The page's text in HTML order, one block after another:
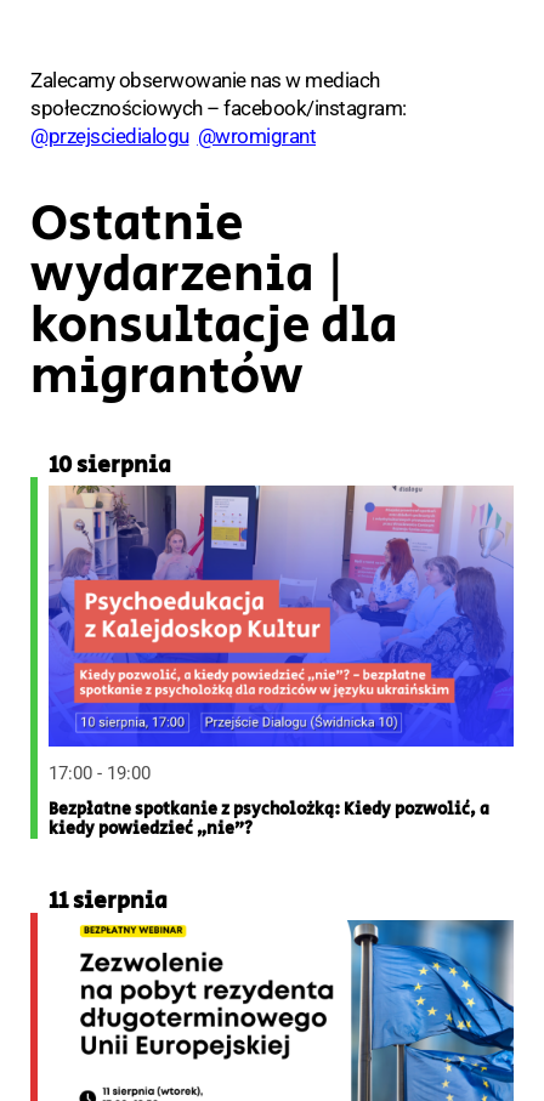
Zalecamy obserwowanie nas w mediach
społecznościowych – facebook/instagram:
@przejsciedialogu @wromigrant
Ostatnie
wydarzenia |
konsultacje dla
migrantów
10 sierpnia
17:00 - 19:00
Bezpłatne spotkanie z psycholożką: Kiedy pozwolić, a
kiedy powiedzieć „nie”?
11 sierpnia